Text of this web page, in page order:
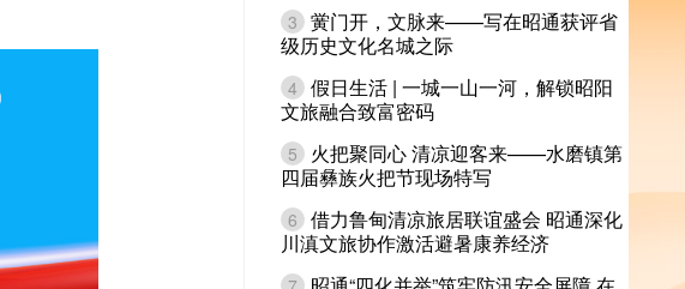
3 黉门开，文脉来——写在昭通获评省
级历史文化名城之际
4 假日生活 | 一城一山一河，解锁昭阳
文旅融合致富密码
5
火把聚同心 清凉迎客来——水磨镇第
四届彝族火把节现场特写
6 借力鲁甸清凉旅居联谊盛会 昭通深化
川滇文旅协作激活避暑康养经济